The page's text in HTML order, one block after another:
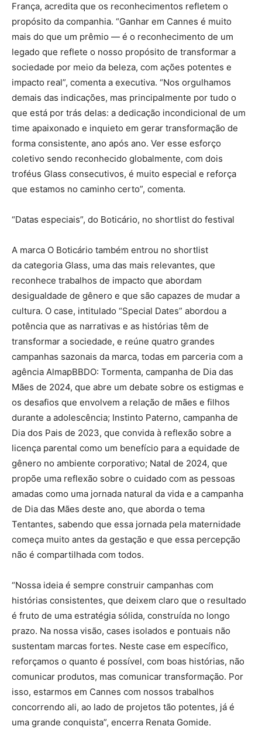
França, acredita que os reconhecimentos refletem o
propósito da companhia. “Ganhar em Cannes é muito
mais do que um prêmio — é o reconhecimento de um
legado que reflete o nosso propósito de transformar a
sociedade por meio da beleza, com ações potentes e
impacto real”, comenta a executiva. “Nos orgulhamos
demais das indicações, mas principalmente por tudo o
que está por trás delas: a dedicação incondicional de um
time apaixonado e inquieto em gerar transformação de
forma consistente, ano após ano. Ver esse esforço
coletivo sendo reconhecido globalmente, com dois
troféus Glass consecutivos, é muito especial e reforça
que estamos no caminho certo”, comenta.
“Datas especiais”, do Boticário, no shortlist do festival
A marca O Boticário também entrou no shortlist
da categoria Glass, uma das mais relevantes, que
reconhece trabalhos de impacto que abordam
desigualdade de gênero e que são capazes de mudar a
cultura. O case, intitulado “Special Dates” abordou a
potência que as narrativas e as histórias têm de
transformar a sociedade, e reúne quatro grandes
campanhas sazonais da marca, todas em parceria com a
agência AlmapBBDO: Tormenta, campanha de Dia das
Mães de 2024, que abre um debate sobre os estigmas e
os desafios que envolvem a relação de mães e filhos
durante a adolescência; Instinto Paterno, campanha de
Dia dos Pais de 2023, que convida à reflexão sobre a
licença parental como um benefício para a equidade de
gênero no ambiente corporativo; Natal de 2024, que
propõe uma reflexão sobre o cuidado com as pessoas
amadas como uma jornada natural da vida e a campanha
de Dia das Mães deste ano, que aborda o tema
Tentantes, sabendo que essa jornada pela maternidade
começa muito antes da gestação e que essa percepção
não é compartilhada com todos.
“Nossa ideia é sempre construir campanhas com
histórias consistentes, que deixem claro que o resultado
é fruto de uma estratégia sólida, construída no longo
prazo. Na nossa visão, cases isolados e pontuais não
sustentam marcas fortes. Neste case em específico,
reforçamos o quanto é possível, com boas histórias, não
comunicar produtos, mas comunicar transformação. Por
isso, estarmos em Cannes com nossos trabalhos
concorrendo ali, ao lado de projetos tão potentes, já é
uma grande conquista”, encerra Renata Gomide.